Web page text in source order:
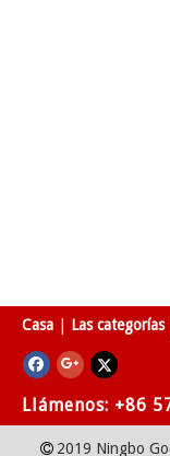
Casa Las categorías
Llámenos: +86
 2019 Ningbo